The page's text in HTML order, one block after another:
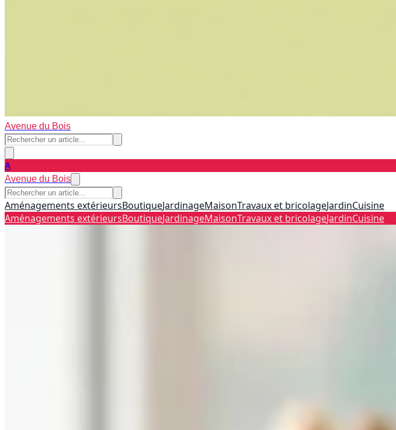
Avenue du Bois
A
Avenue du Bois
Aménagements extérieursBoutiqueJardinageMaisonTravaux et bricolageJardinCuisine
Aménagements extérieursBoutiqueJardinageMaisonTravaux et bricolageJardinCuisine